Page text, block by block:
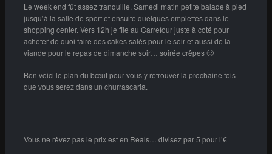
Le week end fût assez tranquille. Samedi matin petite balade à pied
jusqu’à la salle de sport et ensuite quelques emplettes dans le
shopping center. Vers 12h je file au Carrefour juste à coté pour
acheter de quoi faire des cakes salés pour le soir et aussi de la
viande pour le repas de dimanche soir… soirée crêpes 🙂
Bon voici le plan du bœuf pour vous y retrouver la prochaine fois
que vous serez dans un churrascaria.
Vous ne rêvez pas le prix est en Reals… divisez par 5 pour l’€